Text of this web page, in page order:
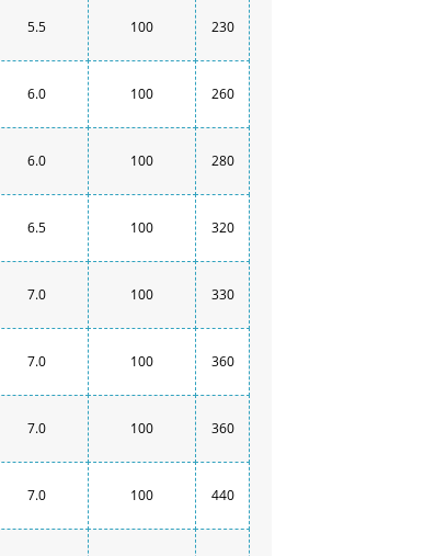
5.5 100 230
6.0 100 260
6.0 100 280
6.5 100 320
7.0 100 330
7.0 100 360
7.0 100 360
7.0 100 440